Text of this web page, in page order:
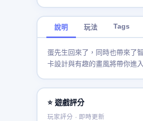
說明 玩法 Tags
蛋先生回來了，同時也帶來了
卡設計與有趣的畫風將帶你進
⭐ 遊戲評分
玩家評分 · 即時更新